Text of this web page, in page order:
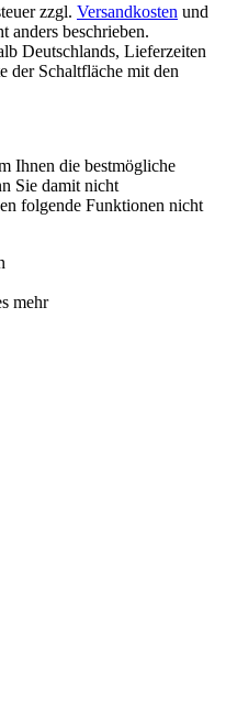
zzgl. Versandkosten und
anders beschrieben.
Deutschlands, Lieferzeiten
der Schaltfläche mit den
Ihnen die bestmögliche
Sie damit nicht
folgende Funktionen nicht
mehr